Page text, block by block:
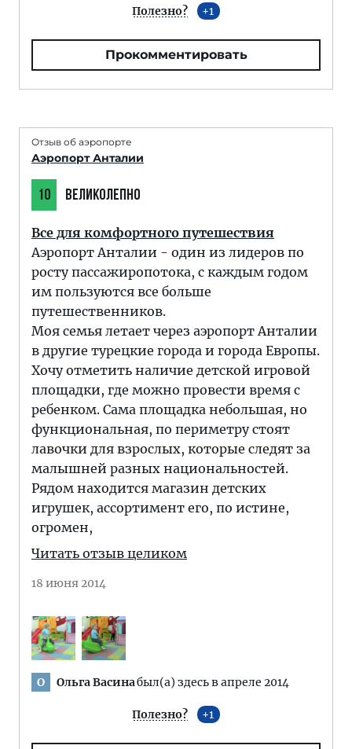
Полезно? 1
Прокомментировать
Отзыв об аэропорте
Аэропорт Анталии
10 ВЕЛИКОЛЕПНО
Все для комфортного путешествия
Аэропорт Анталии - один из лидеров по
росту пассажиропотока, с каждым годом
им пользуются все больше
путешественников.
Моя семья летает через аэропорт Анталии
в другие турецкие города и города Европы.
Хочу отметить наличие детской игровой
площадки, где можно провести время с
ребенком. Сама площадка небольшая, но
функциональная, по периметру стоят
лавочки для взрослых, которые следят за
малышней разных национальностей.
Рядом находится магазин детских
игрушек, ассортимент его, по истине,
огромен,
Читать отзыв целиком
18 июня 2014
О Ольга Васинабыл(а) здесь в апреле 2014
Полезно? 1